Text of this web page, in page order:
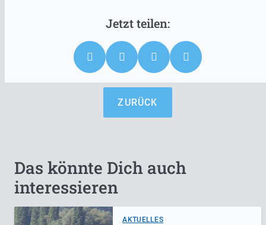
ZURÜCK
Das könnte Dich auch
interessieren
AKTUELLES